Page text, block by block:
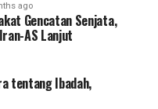
ago
Gencatan Senjata,
AS Lanjut
tentang Ibadah,